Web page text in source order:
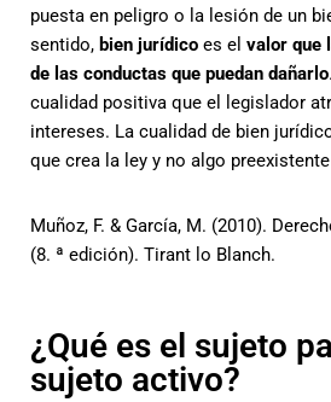
puesta en peligro o la lesión de un
sentido, bien jurídico es el valor que
de las conductas que puedan dañarlo
cualidad positiva que el legislador
intereses. La cualidad de bien
que crea la ley y no algo
Muñoz, F. & García, M. (2010).
(8. ª edición). Tirant lo Blanch.
¿Qué es el sujeto
sujeto activo?